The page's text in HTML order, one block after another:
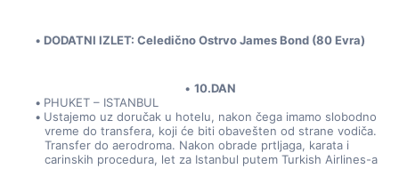
DODATNI IZLET: Celedično Ostrvo James Bond (80 Evra)
10.DAN
PHUKET – ISTANBUL
Ustajemo uz doručak u hotelu, nakon čega imamo slobodno
vreme do transfera, koji će biti obavešten od strane vodiča.
Transfer do aerodroma. Nakon obrade prtljaga, karata i
carinskih procedura, let za Istanbul putem Turkish Airlines-a